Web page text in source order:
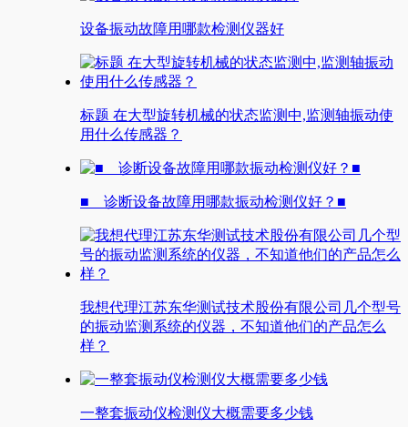
设备振动故障用哪款检测仪器好
标题 在大型旋转机械的状态监测中,监测轴振动使
用什么传感器？
■ 诊断设备故障用哪款振动检测仪好？■
我想代理江苏东华测试技术股份有限公司几个型号
的振动监测系统的仪器，不知道他们的产品怎么
样？
一整套振动仪检测仪大概需要多少钱